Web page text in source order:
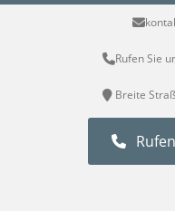
Rufen Sie
Breite